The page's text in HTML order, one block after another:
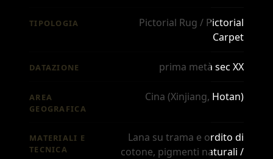
TIPOLOGIA
Pictorial Rug / Pictorial
Carpet
DATAZIONE prima metà sec XX
AREA
GEOGRAFICA
Cina (Xinjiang, Hotan)
MATERIALI E
TECNICA
Lana su trama e ordito di
cotone, pigmenti naturali /